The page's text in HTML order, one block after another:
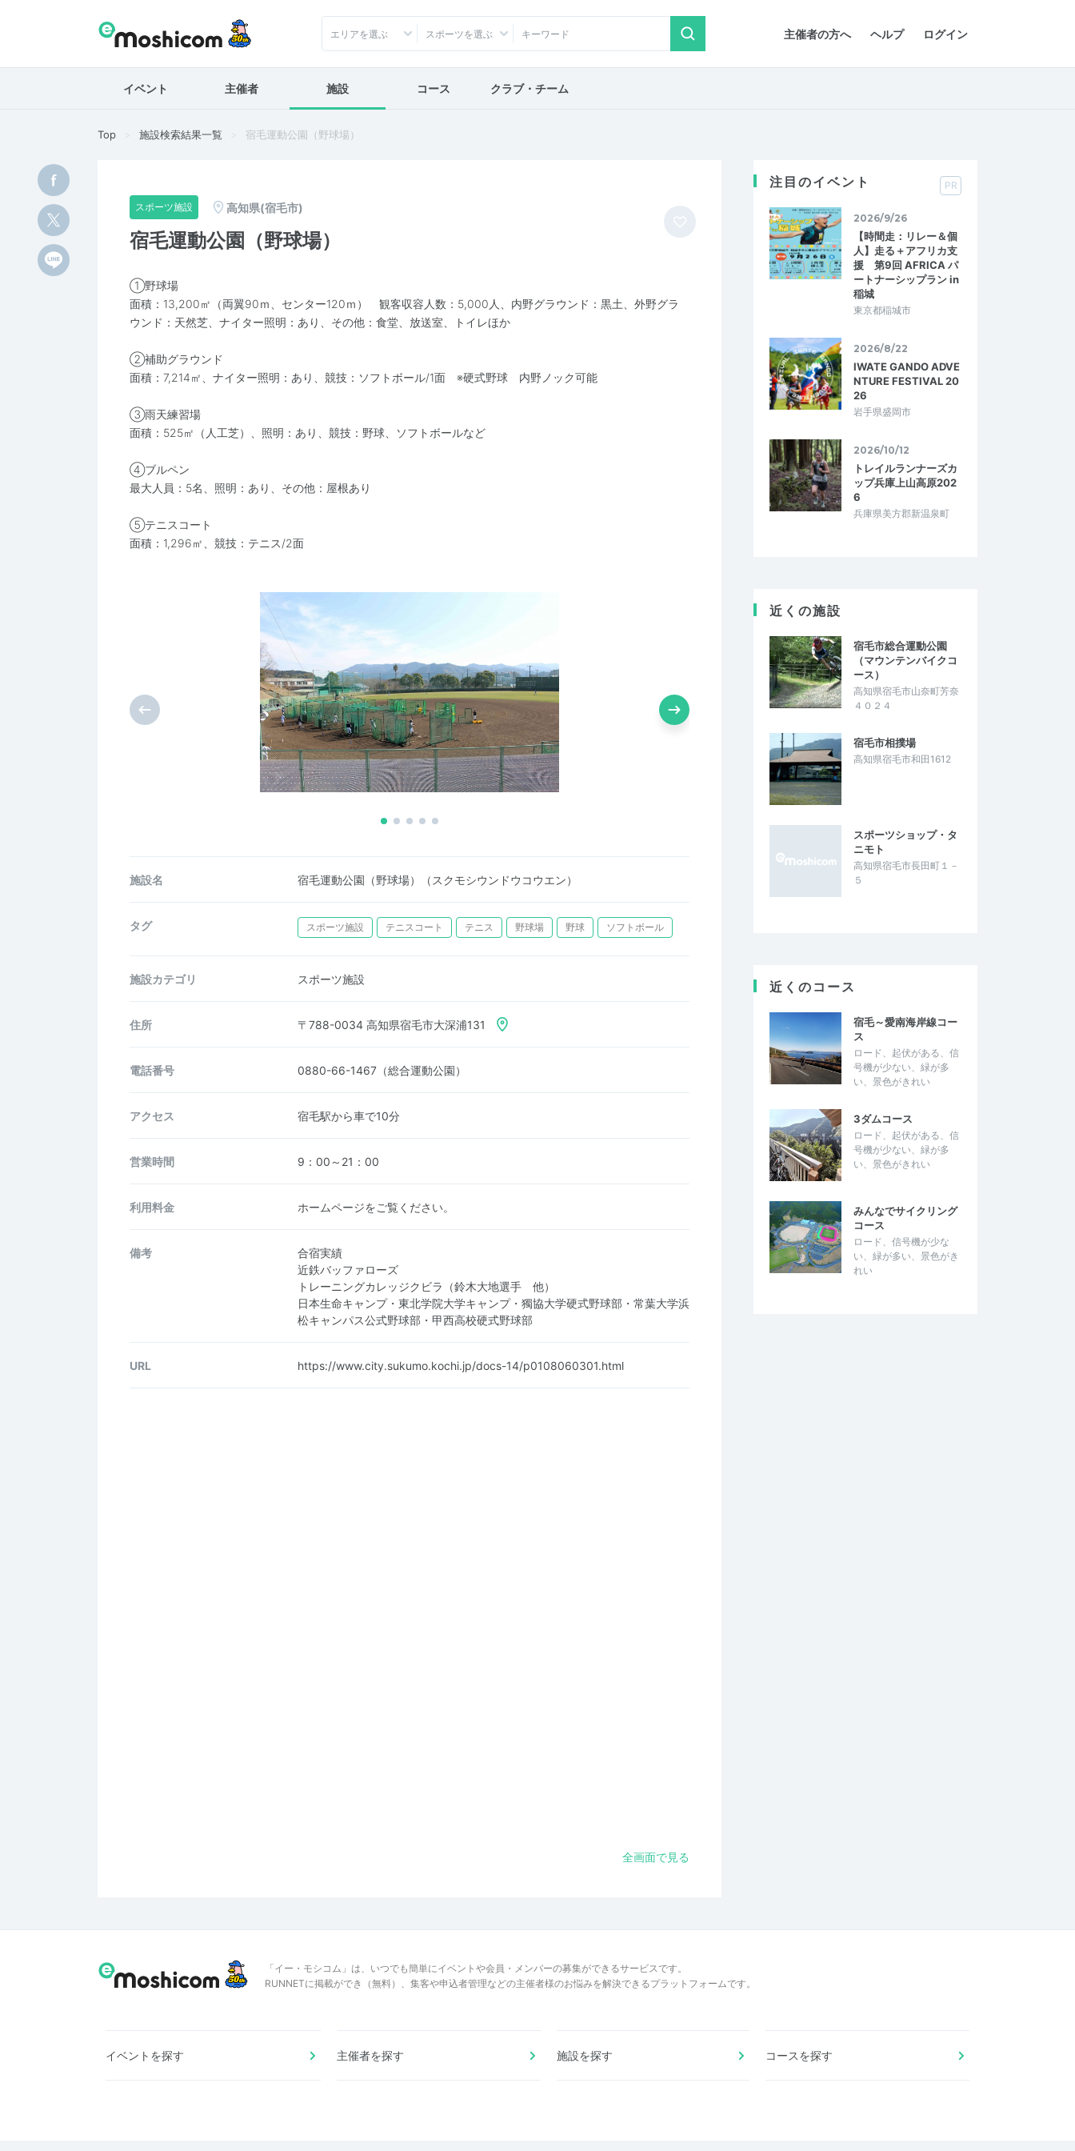
主催者の方へ ヘルプ ログイン
エリアを選ぶ スポーツを選ぶ
イベント 主催者 施設 コース クラブ・チーム
Top 施設検索結果一覧 宿毛運動公園（野球場）
スポーツ施設 高知県(宿毛市)
宿毛運動公園（野球場）
①野球場
面積：13,200㎡（両翼90ｍ、センター120ｍ） 観客収容人数：5,000人、内野グラウンド：黒土、外野グラ
ウンド：天然芝、ナイター照明：あり、その他：食堂、放送室、トイレほか
②補助グラウンド
面積：7,214㎡、ナイター照明：あり、競技：ソフトボール/1面 ※硬式野球 内野ノック可能
③雨天練習場
面積：525㎡（人工芝）、照明：あり、競技：野球、ソフトボールなど
④ブルペン
最大人員：5名、照明：あり、その他：屋根あり
⑤テニスコート
面積：1,296㎡、競技：テニス/2面
施設名 宿毛運動公園（野球場）（スクモシウンドウコウエン）
タグ スポーツ施設 テニスコート テニス 野球場 野球 ソフトボール
施設カテゴリ スポーツ施設
住所 〒788-0034 高知県宿毛市大深浦131
電話番号 0880-66-1467（総合運動公園）
アクセス 宿毛駅から車で10分
営業時間 9：00～21：00
利用料金 ホームページをご覧ください。
備考
合宿実績
近鉄バッファローズ
トレーニングカレッジクビラ（鈴木大地選手 他）
日本生命キャンプ・東北学院大学キャンプ・獨協大学硬式野球部・常葉大学浜
松キャンパス公式野球部・甲西高校硬式野球部
URL https://www.city.sukumo.kochi.jp/docs-14/p0108060301.html
全画面で見る
注目のイベント PR
2026/9/26
【時間走：リレー＆個
人】走る＋アフリカ支
援 第9回 AFRICA パ
ートナーシップラン in
稲城
東京都稲城市
2026/8/22
IWATE GANDO ADVE
NTURE FESTIVAL 20
26
岩手県盛岡市
2026/10/12
トレイルランナーズカ
ップ兵庫上山高原202
6
兵庫県美方郡新温泉町
近くの施設
宿毛市総合運動公園
（マウンテンバイクコ
ース）
高知県宿毛市山奈町芳奈
４０２４
宿毛市相撲場
高知県宿毛市和田1612
スポーツショップ・タ
ニモト
高知県宿毛市長田町１－
５
近くのコース
宿毛～愛南海岸線コー
ス
ロード、起伏がある、信
号機が少ない、緑が多
い、景色がきれい
3ダムコース
ロード、起伏がある、信
号機が少ない、緑が多
い、景色がきれい
みんなでサイクリング
コース
ロード、信号機が少な
い、緑が多い、景色がき
れい
「イー・モシコム」は、いつでも簡単にイベントや会員・メンバーの募集ができるサービスです。
RUNNETに掲載ができ（無料）、集客や申込者管理などの主催者様のお悩みを解決できるプラットフォームです。
イベントを探す 主催者を探す 施設を探す コースを探す